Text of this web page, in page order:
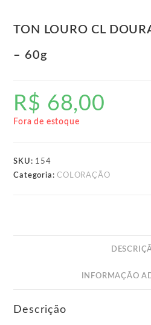
TON LOURO CL
– 60g
R$ 68,00
Fora de estoque
SKU: 154
Categoria:COLORAÇÃO
INFORMAÇÃO
Descrição